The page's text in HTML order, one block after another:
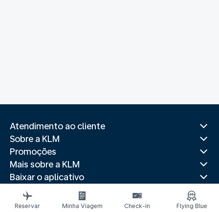
Atendimento ao cliente
Sobre a KLM
Promoções
Mais sobre a KLM
Baixar o aplicativo
Sites relacionados
Guias de viagem
Reservar Minha Viagem Check-in Flying Blue